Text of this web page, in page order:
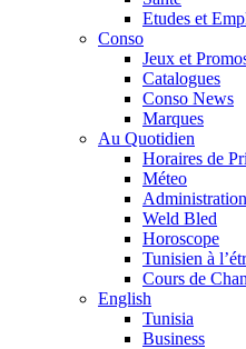
Etudes et
Conso
Jeux et
Catalogues
Conso News
Marques
Au Quotidien
Horaires de
Méteo
Administration
Weld Bled
Horoscope
Tunisien à
Cours de
English
Tunisia
Business